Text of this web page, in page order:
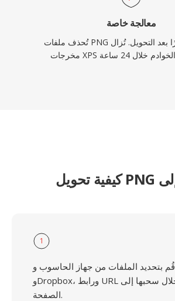
معالجة خاصة
تُحذف ملفات PNG المرفوعة فورًا بعد التحويل. تُزال
1
قُم بتحديد الملفات من جهاز الحاسوب وGoogle Drive
وDropbox، ورابط URL أو من خلال سحبها إلى
الصفحة.